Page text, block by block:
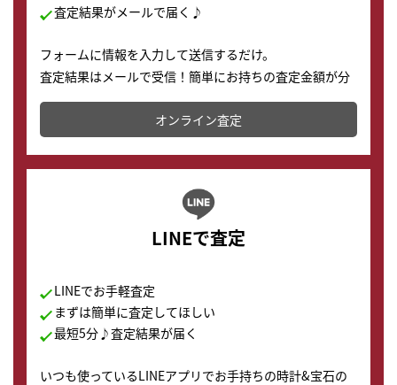
査定結果がメールで届く♪
フォームに情報を入力して送信するだけ。
査定結果はメールで受信！簡単にお持ちの査定金額が分
かります。
オンライン査定
LINEで査定
LINEでお手軽査定
まずは簡単に査定してほしい
最短5分♪査定結果が届く
いつも使っているLINEアプリでお手持ちの時計&宝石の